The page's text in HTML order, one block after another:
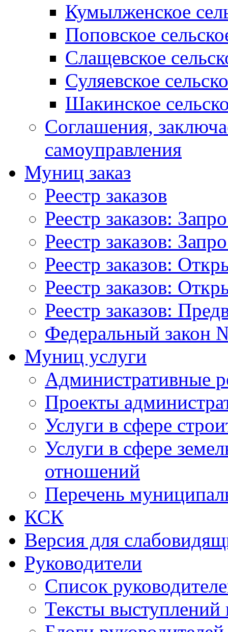
Кумылженское
Поповское
Слащевское
Суляевское
Шакинское
Соглашения,
самоуправления
Муниц заказ
Реестр заказов
Реестр заказов:
Реестр заказов:
Реестр заказов:
Реестр заказов:
Реестр заказов:
Федеральный закон
Муниц услуги
Административные
Проекты
Услуги в сфере
Услуги в сфере
отношений
Перечень
КСК
Версия для
Руководители
Список
Тексты выступлений